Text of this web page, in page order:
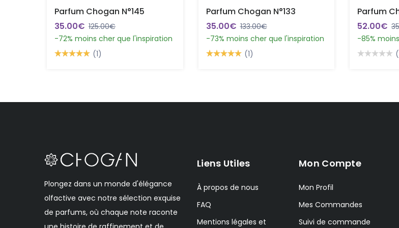
Parfum Chogan N°145
35.00€ 125.00€
-72% moins cher que l'inspiration
(1)
Parfum Chogan N°133
35.00€ 133.00€
-73% moins cher que l'inspiration
(1)
Parfum
52.00€
-85%
Plongez dans un monde d'élégance
olfactive avec notre sélection exquise
de parfums, où chaque note raconte
Liens Utiles
À propos de nous
FAQ
Mentions légales et
Mon Compte
Mon Profil
Mes Commandes
Suivi de commande